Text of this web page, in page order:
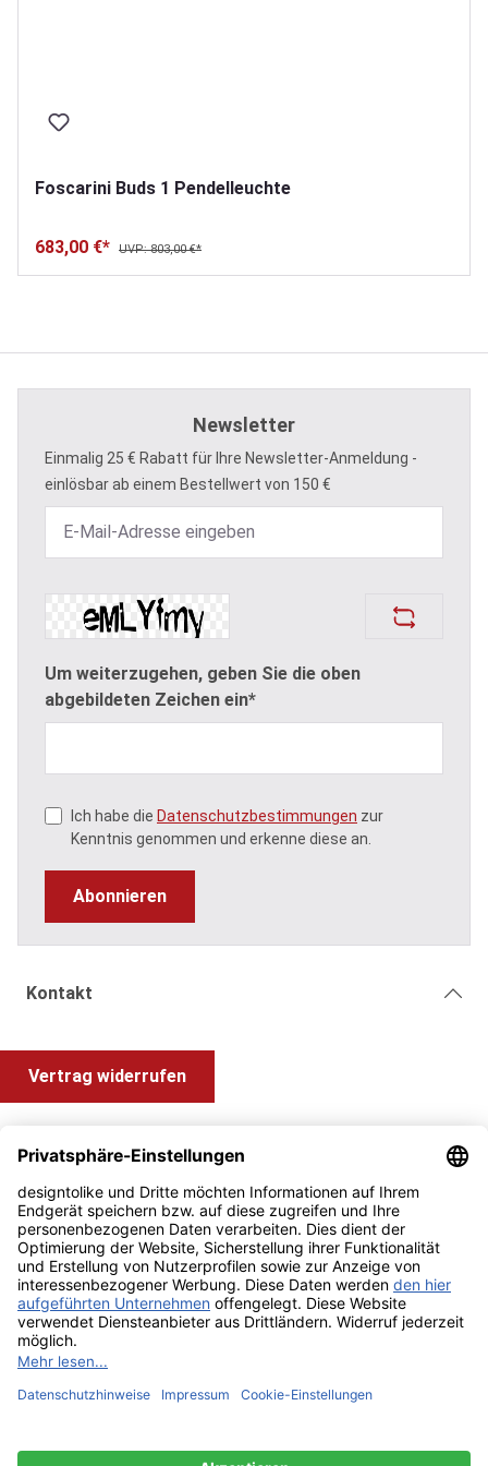
Foscarini Buds 1 Pendelleuchte
683,00 €* UVP: 803,00 €*
Newsletter
Einmalig 25 € Rabatt für Ihre Newsletter-Anmeldung -
einlösbar ab einem Bestellwert von 150 €
Um weiterzugehen, geben Sie die oben
abgebildeten Zeichen ein*
Ich habe die Datenschutzbestimmungen zur
Kenntnis genommen und erkenne diese an.
Abonnieren
Kontakt
Vertrag widerrufen
Information und Impressum
Zahlung & Versand
Impressum AGB